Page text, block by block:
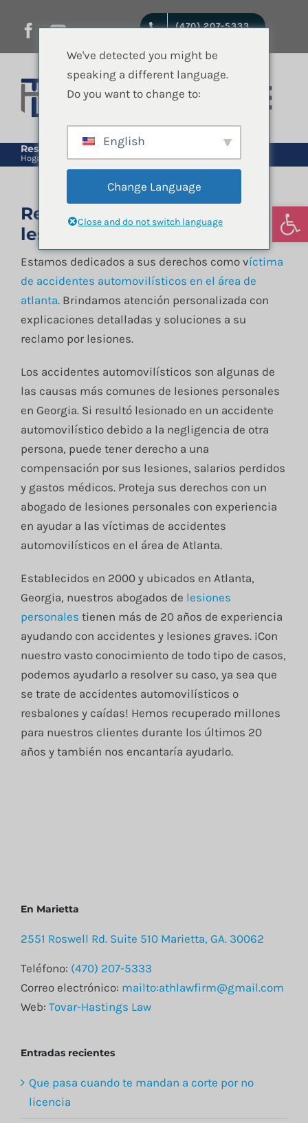
Abrir
(470) 207-5333
de
Inicio
Servicios jurídicos
Quienes Somos
Contacto
English
Reseñas de abogado de lesiones
Hogar Reseñas de abogado de lesiones
Reseñas de abogado de
lesiones en Atlanta
Estamos dedicados a sus derechos como víctima
de accidentes automovilísticos en el área de
atlanta. Brindamos atención personalizada con
explicaciones detalladas y soluciones a su
reclamo por lesiones.
Los accidentes automovilísticos son algunas de
las causas más comunes de lesiones personales
en Georgia. Si resultó lesionado en un accidente
automovilístico debido a la negligencia de otra
persona, puede tener derecho a una
compensación por sus lesiones, salarios perdidos
y gastos médicos. Proteja sus derechos con un
abogado de lesiones personales con experiencia
en ayudar a las víctimas de accidentes
automovilísticos en el área de Atlanta.
Establecidos en 2000 y ubicados en Atlanta,
Georgia, nuestros abogados de lesiones
personales tienen más de 20 años de experiencia
ayudando con accidentes y lesiones graves. ¡Con
nuestro vasto conocimiento de todo tipo de casos,
podemos ayudarlo a resolver su caso, ya sea que
se trate de accidentes automovilísticos o
resbalones y caídas! Hemos recuperado millones
para nuestros clientes durante los últimos 20
años y también nos encantaría ayudarlo.
En Marietta
2551 Roswell Rd. Suite 510 Marietta, GA. 30062
Teléfono: (470) 207-5333
Correo electrónico: mailto:athlawfirm@gmail.com
Web: Tovar-Hastings Law
Entradas recientes
Que pasa cuando te mandan a corte por no
licencia
We've detected you might be
speaking a different language.
Do you want to change to:
English
Change Language
Close and do not switch language